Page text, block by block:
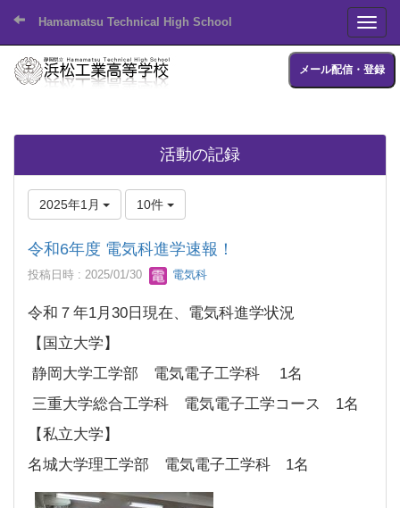
Hamamatsu Technical High School
メール配信・登録
活動の記録
2025年1月 10件
令和6年度 電気科進学速報！
投稿日時 : 2025/01/30 電気科
令和７年1月30日現在、電気科進学状況
【国立大学】
静岡大学工学部 電気電子工学科 1名
三重大学総合工学科 電気電子工学コース 1名
【私立大学】
名城大学理工学部 電気電子工学科 1名